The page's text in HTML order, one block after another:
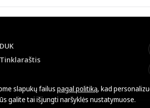
DUK
Tinklaraštis
slapukų failus pagal politiką, kad
galite tai išjungti naršyklės nustatymuose.